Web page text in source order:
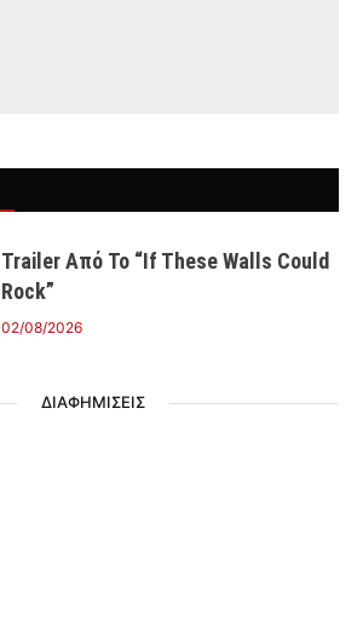
Trailer Από Το “If These Walls Could
Rock”
02/08/2026
ΔΙΑΦΗΜΙΣΕΙΣ